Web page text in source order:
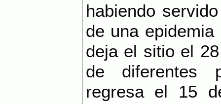
habiendo
de una
deja el sitio el
de diferentes
regresa el 15